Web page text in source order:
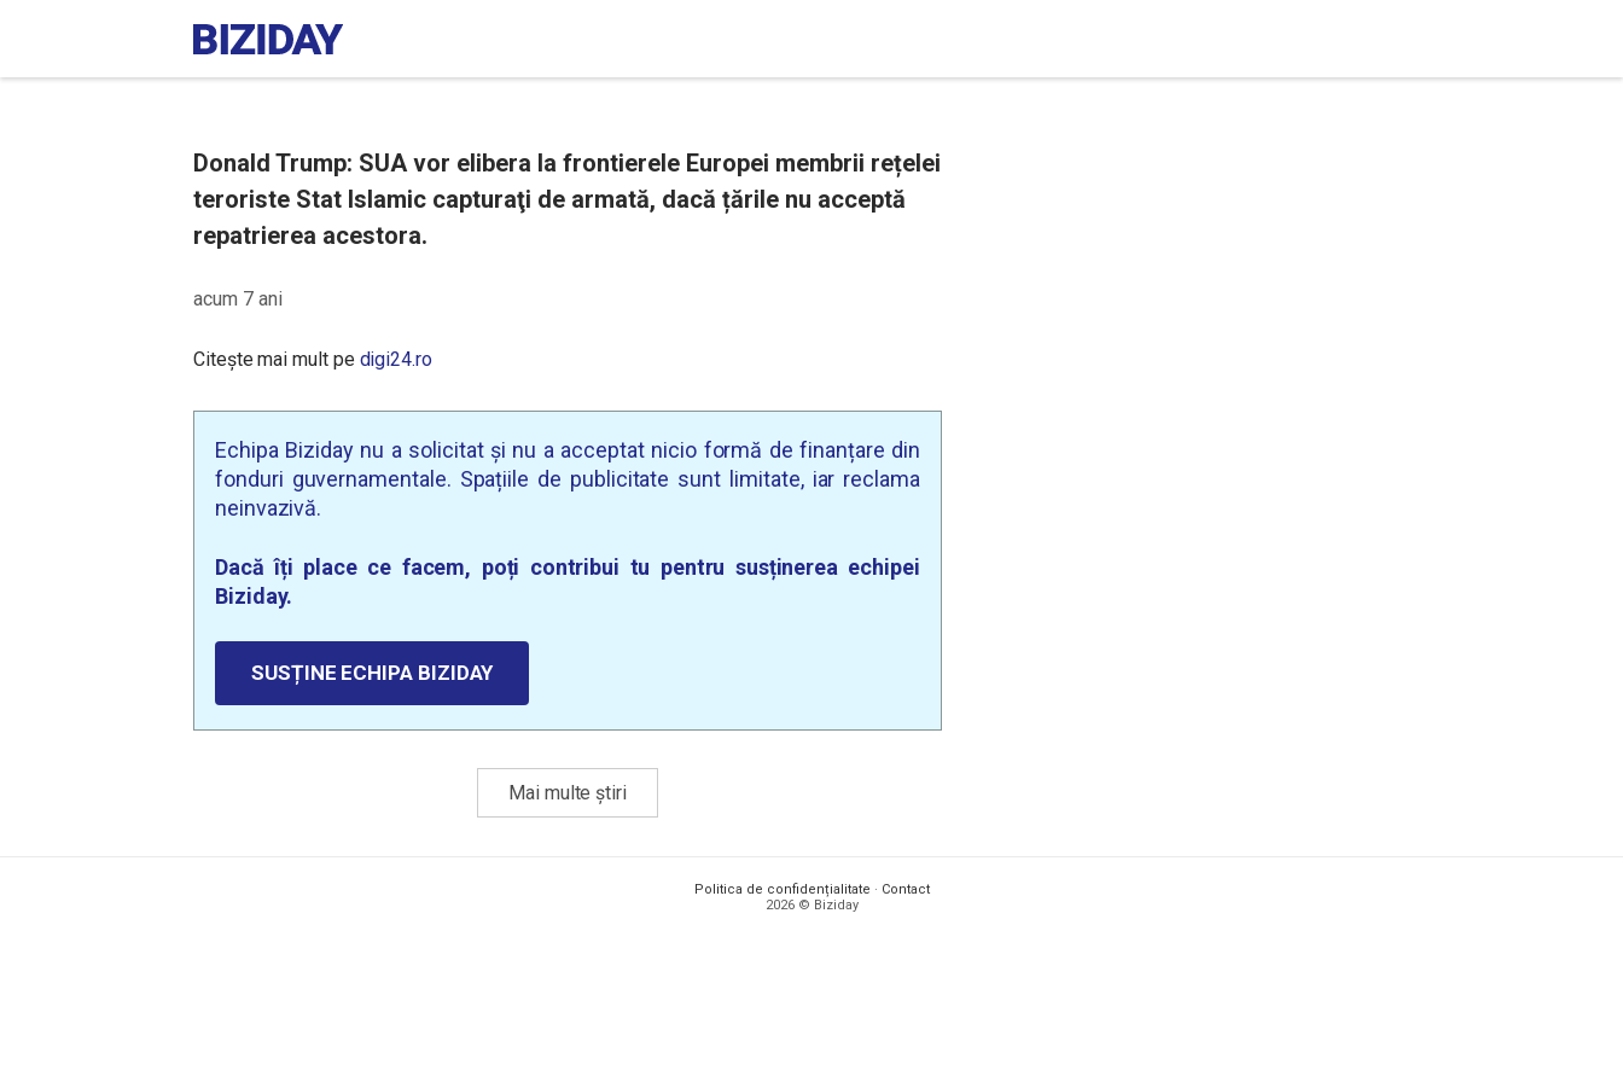
Donald Trump: SUA vor elibera la frontierele Europei membrii rețelei
teroriste Stat Islamic capturaţi de armată, dacă țările nu acceptă
repatrierea acestora.
acum 7 ani
Citește mai mult pe digi24.ro
Echipa Biziday nu a solicitat și nu a acceptat nicio formă de finanțare din
fonduri guvernamentale. Spațiile de publicitate sunt limitate, iar reclama
neinvazivă.
Dacă îți place ce facem, poți contribui tu pentru susținerea echipei
Biziday.
SUSȚINE ECHIPA BIZIDAY
Mai multe știri
Politica de confidențialitate · Contact
2026 © Biziday